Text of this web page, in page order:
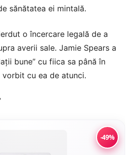
sănătatea ei mintală.
o încercare legală de a
averii sale. Jamie Spears a
bune” cu fiica sa până în
cu ea de atunci.
-49%